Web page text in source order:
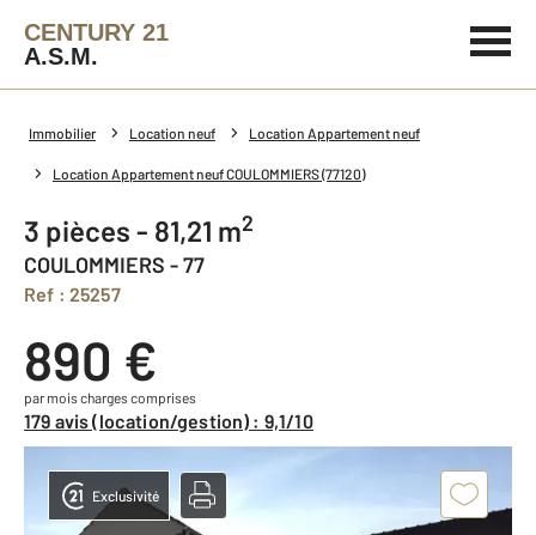
CENTURY 21
A.S.M.
Immobilier Location neuf Location Appartement neuf
Location Appartement neuf COULOMMIERS (77120)
3 pièces - 81,21 m2
COULOMMIERS - 77
Ref : 25257
890 €
par mois charges comprises
179 avis (location/gestion) : 9,1/10
Exclusivité